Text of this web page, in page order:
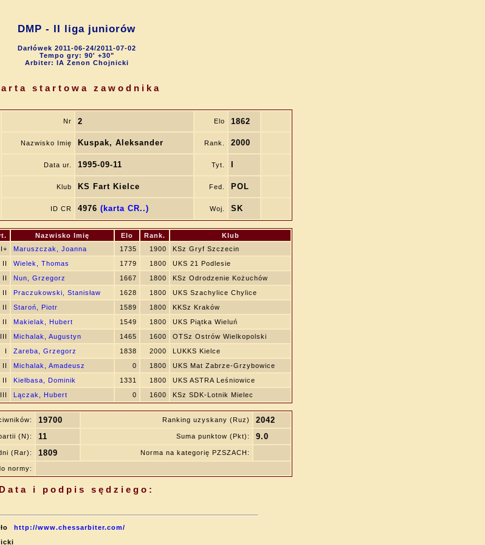
DMP - II liga juniorów
Darłówek 2011-06-24/2011-07-02
Tempo gry: 90' +30"
Arbiter: IA Zenon Chojnicki
startowa zawodnika
Nr 2 Elo 1862
Nazwisko Imię Kuspak, Aleksander Rank. 2000
Data ur. 1995-09-11 Tyt.
Klub KS Fart Kielce Fed. POL
ID CR 4976 (karta CR..) Woj. SK
Nazwisko Imię Elo Rank.
Klub
I+ Maruszczak, Joanna 1735 1900
KSz Gryf Szczecin
II Wielek, Thomas 1779 1800
UKS 21 Podlesie
II Nun, Grzegorz 1667 1800
KSz Odrodzenie Kożuchów
II Praczukowski, Stanisław 1628 1800
UKS Szachylice Chylice
II Staroń, Piotr 1589 1800
KKSz Kraków
II Makielak, Hubert 1549 1800
UKS Piątka Wieluń
III Michalak, Augustyn 1465 1600
OTSz Ostrów Wielkopolski
I Zareba, Grzegorz 1838 2000
LUKKS Kielce
II Michalak, Amadeusz 0 1800
UKS Mat Zabrze-Grzybowice
II Kiełbasa, Dominik 1331 1800
UKS ASTRA Leśniowice
III Lączak, Hubert 0 1600 KSz SDK-Lotnik Mielec
19700 Ranking uzyskany (Ruz) 2042
(N): 11 Suma punktow (Pkt): 9.0
(Rar): 1809 Norma na kategorię PZSZACH:
normy:
Data i podpis sędziego:
http://www.chessarbiter.com/